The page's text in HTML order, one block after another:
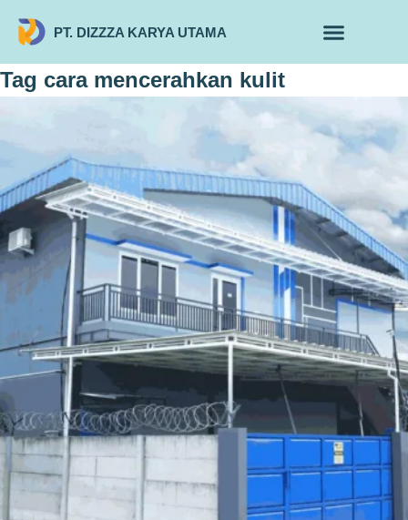
PT. DIZZZA KARYA UTAMA
Tag cara mencerahkan kulit